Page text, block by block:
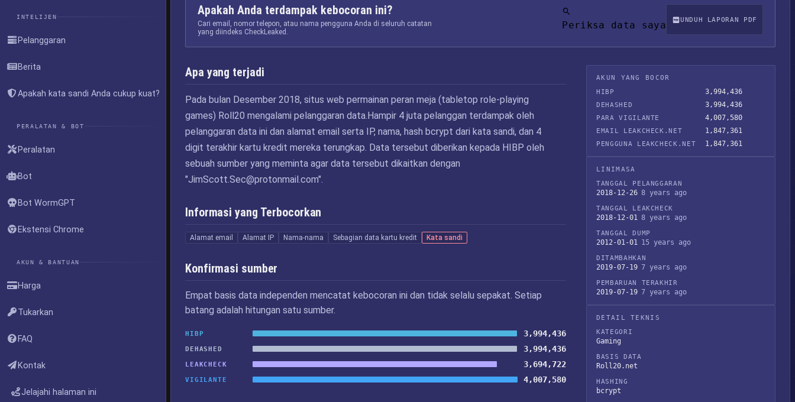
INTELIJEN
Pelanggaran
Berita
Apakah kata sandi Anda cukup kuat?
PERALATAN & BOT
Peralatan
Bot
Bot WormGPT
Ekstensi Chrome
AKUN & BANTUAN
Harga
Tukarkan
FAQ
Kontak
Jelajahi halaman ini
Apakah Anda terdampak kebocoran ini?
Cari email, nomor telepon, atau nama pengguna Anda di seluruh catatan
yang diindeks CheckLeaked.
Periksa data saya UNDUH LAPORAN PDF
Apa yang terjadi
Pada bulan Desember 2018, situs web permainan peran meja (tabletop role-playing
games) Roll20 mengalami pelanggaran data.Hampir 4 juta pelanggan terdampak oleh
pelanggaran data ini dan alamat email serta IP, nama, hash bcrypt dari kata sandi, dan 4
digit terakhir kartu kredit mereka terungkap. Data tersebut diberikan kepada HIBP oleh
sebuah sumber yang meminta agar data tersebut dikaitkan dengan
"JimScott.Sec@protonmail.com".
Informasi yang Terbocorkan
Alamat email Alamat IP Nama-nama Sebagian data kartu kredit Kata sandi
Konfirmasi sumber
Empat basis data independen mencatat kebocoran ini dan tidak selalu sepakat. Setiap
batang adalah hitungan satu sumber.
HIBP 3,994,436
DEHASHED 3,994,436
LEAKCHECK 3,694,722
VIGILANTE 4,007,580
AKUN YANG BOCOR
HIBP
3,994,436
DEHASHED 3,994,436
PARA VIGILANTE 4,007,580
EMAIL LEAKCHECK.NET 1,847,361
PENGGUNA LEAKCHECK.NET 1,847,361
LINIMASA
TANGGAL PELANGGARAN
2018-12-26 8 years ago
TANGGAL LEAKCHECK
2018-12-01 8 years ago
TANGGAL DUMP
2012-01-01 15 years ago
DITAMBAHKAN
2019-07-19 7 years ago
PEMBARUAN TERAKHIR
2019-07-19 7 years ago
DETAIL TEKNIS
KATEGORI
Gaming
BASIS DATA
Roll20.net
HASHING
bcrypt